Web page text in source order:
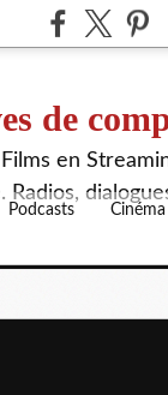
de
en
Radios,
Podcasts Cinéma